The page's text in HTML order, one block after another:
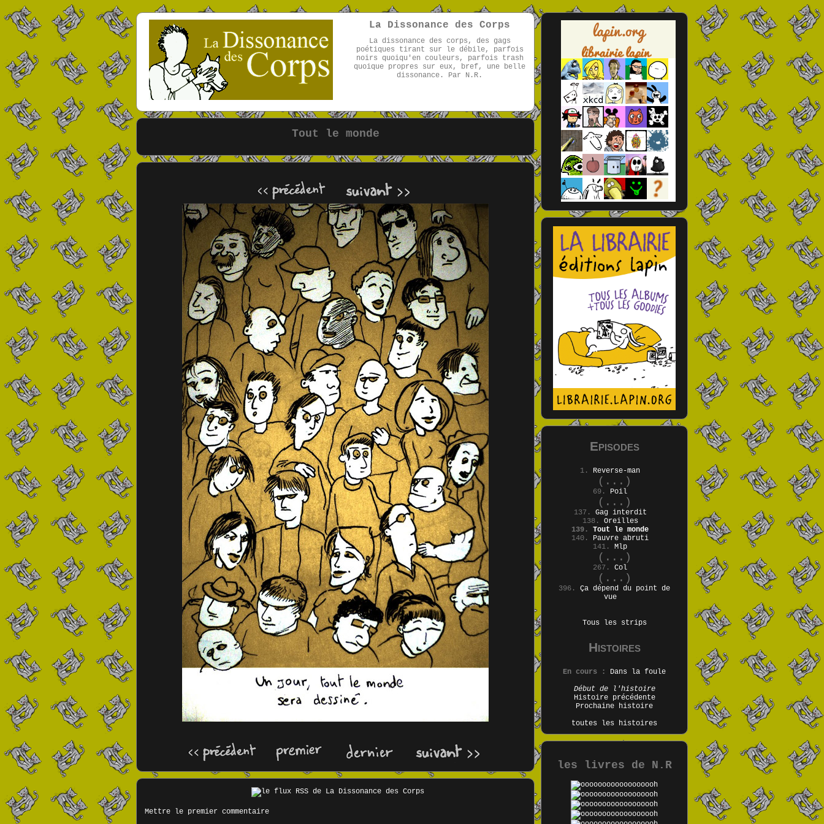
La Dissonance des Corps
La dissonance des corps, des gags
poétiques tirant sur le débile, parfois
noirs quoiqu'en couleurs, parfois trash
quoique propres sur eux, bref, une belle
dissonance. Par N.R.
Tout le monde
Mettre le premier commentaire
Episodes
1. Reverse-man
(...)
69. Poil
(...)
137. Gag interdit
138. Oreilles
139. Tout le monde
140. Pauvre abruti
141. Mlp
(...)
267. Col
(...)
396. Ça dépend du point de
vue
Tous les strips
Histoires
En cours :
Dans la foule
Début de l'histoire
Histoire précédente
Prochaine histoire
toutes les histoires
les livres de N.R